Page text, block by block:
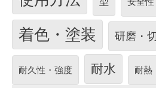
着色・塗装 研磨・
耐久性・強度 耐水 耐熱